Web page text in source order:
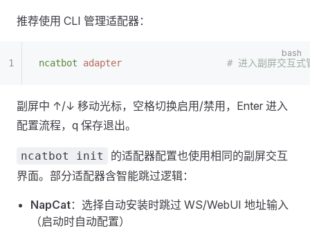
推荐使用 CLI 管理适配器：
ncatbot adapter
# 进入副屏交互式
副屏中 ↑/↓ 移动光标，空格切换启用/禁用，Enter 进入
配置流程，q 保存退出。
ncatbot init
的适配器配置也使用相同的副屏交互
界面。部分适配器含智能跳过逻辑：
NapCat：选择自动安装时跳过 WS/WebUI 地址输入
（启动时自动配置）